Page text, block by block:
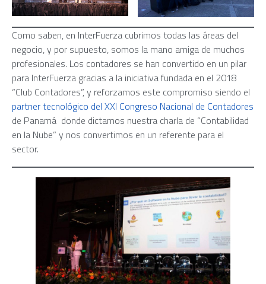
Como saben, en InterFuerza cubrimos todas las áreas del
negocio, y por supuesto, somos la mano amiga de muchos
profesionales. Los contadores se han convertido en un pilar
para InterFuerza gracias a la iniciativa fundada en el 2018
“Club Contadores”, y reforzamos este compromiso siendo el
partner tecnológico del XXI Congreso Nacional de Contadores
de Panamá donde dictamos nuestra charla de “Contabilidad
en la Nube” y nos convertimos en un referente para el
sector.